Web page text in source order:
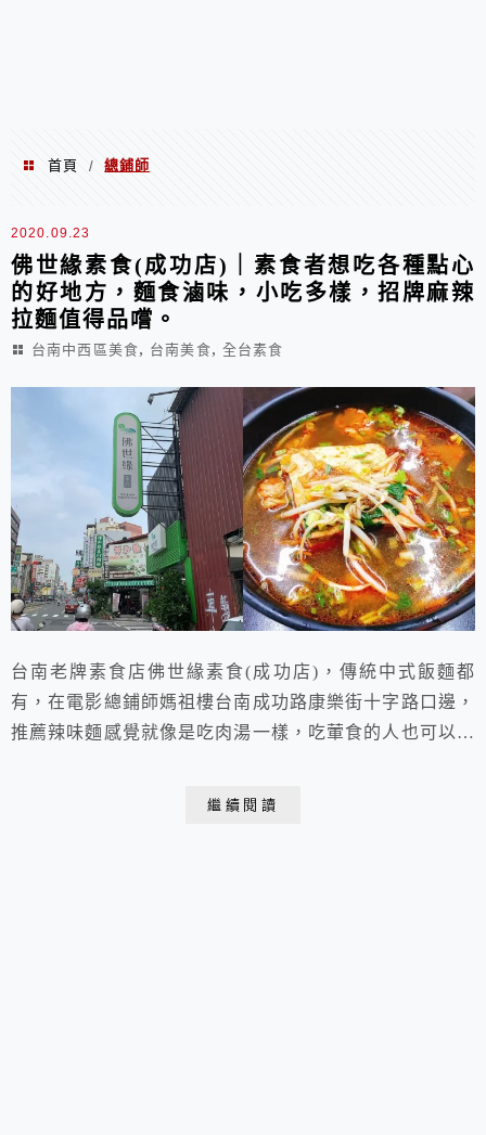
首頁 / 總鋪師
總鋪師
2020.09.23
佛世緣素食(成功店)｜素食者想吃各種點心
的好地方，麵食滷味，小吃多樣，招牌麻辣
拉麵值得品嚐。
台南中西區美食, 台南美食, 全台素食
台南老牌素食店佛世緣素食(成功店)，傳統中式飯麵都
有，在電影總鋪師媽祖樓台南成功路康樂街十字路口邊，
推薦辣味麵感覺就像是吃肉湯一樣，吃葷食的人也可以來
繼續閱讀